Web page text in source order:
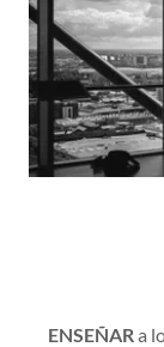
ENSEÑARa